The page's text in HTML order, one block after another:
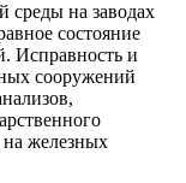
на заводах
состояние
Исправность и
сооружений
на железных